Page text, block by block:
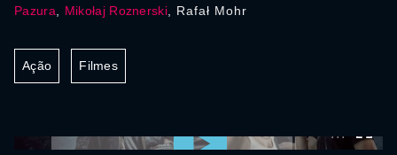
Pazura
Mikołaj Roznerski, Rafał Mohr
Ação Filmes